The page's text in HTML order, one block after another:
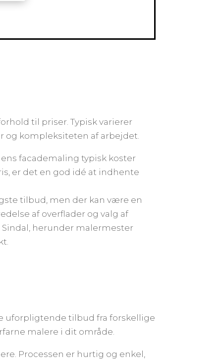
til priser. Typisk varierer
og kompleksiteten af arbejdet.
facademaling typisk koster
er det en god idé at indhente
tilbud, men der kan være en
af overflader og valg af
herunder malermester
uforpligtende tilbud fra forskellige
malere i dit område.
Processen er hurtig og enkel,